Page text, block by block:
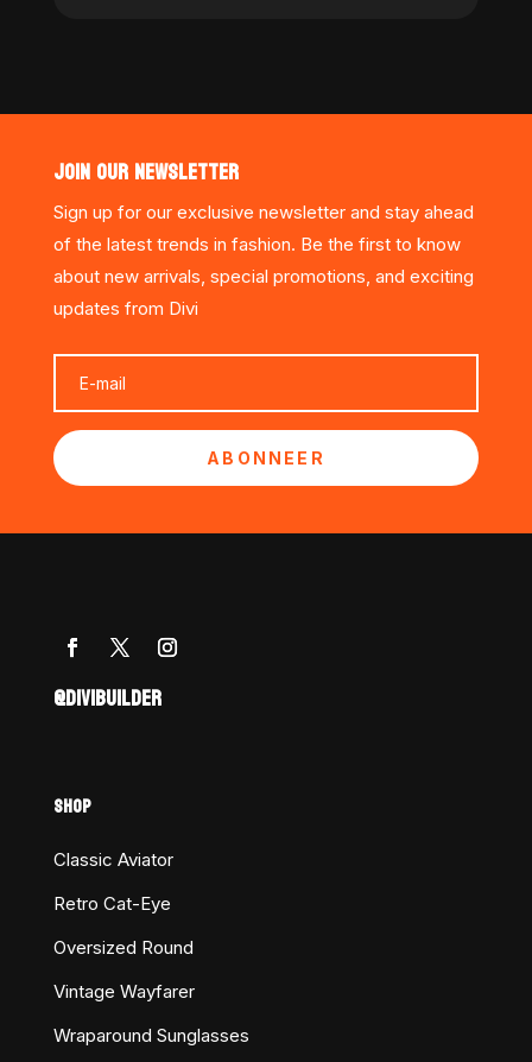
JOIN OUR NEWSLETTER
Sign up for our exclusive newsletter and stay ahead
of the latest trends in fashion. Be the first to know
about new arrivals, special promotions, and exciting
updates from Divi
ABONNEER
@DIVIBUILDER
SHOP
Classic Aviator
Retro Cat-Eye
Oversized Round
Vintage Wayfarer
Wraparound Sunglasses